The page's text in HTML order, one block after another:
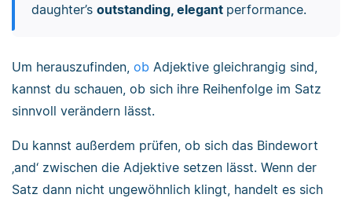
daughter’s outstanding, elegant performance.
Um herauszufinden, ob Adjektive gleichrangig sind,
kannst du schauen, ob sich ihre Reihenfolge im Satz
sinnvoll verändern lässt.
Du kannst außerdem prüfen, ob sich das Bindewort
‚and‘ zwischen die Adjektive setzen lässt. Wenn der
Satz dann nicht ungewöhnlich klingt, handelt es sich